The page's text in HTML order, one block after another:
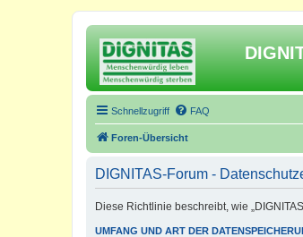
Schnellzugriff FAQ
Foren-Übersicht
DIGNITAS-Forum -
Diese Richtlinie beschreibt, wie
UMFANG UND ART DER